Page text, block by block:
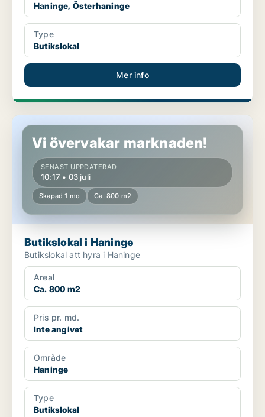
Haninge, Österhaninge
Type
Butikslokal
Mer info
Butikslokal i Haninge
Vi övervakar marknaden!
SENAST UPPDATERAD
10:17 • 03 juli
Skapad 1 mo Ca. 800 m2
Butikslokal i Haninge
Butikslokal att hyra i Haninge
Areal
Ca. 800 m2
Pris pr. md.
Inte angivet
Område
Haninge
Type
Butikslokal